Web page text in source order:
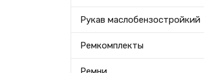
Рукав маслобензостройкий
Ремкомплекты